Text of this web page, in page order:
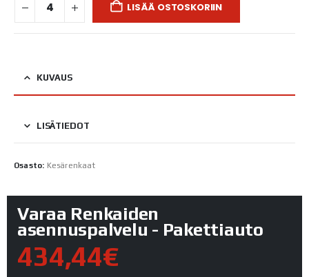
LISÄÄ OSTOSKORIIN
KUVAUS
LISÄTIEDOT
Osasto: Kesärenkaat
Varaa Renkaiden
asennuspalvelu - Pakettiauto
434,44€